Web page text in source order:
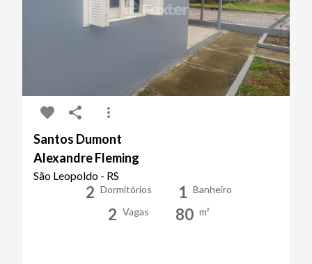
Santos Dumont
Alexandre Fleming
São Leopoldo - RS
2 Dormitórios 1 Banheiro
2 Vagas 80 m²